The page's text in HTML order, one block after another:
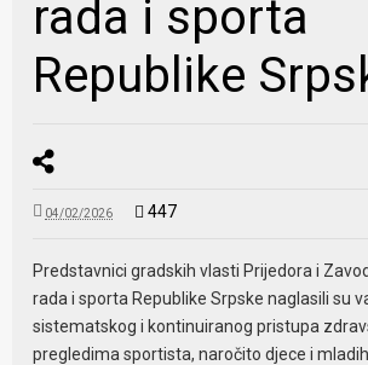
rada i sporta
Republike
04/02/2026 447
Predstavnici gradskih vlasti Prijedora i
rada i sporta Republike Srpske naglasili su
sistematskog i kontinuiranog pristupa
pregledima sportista, naročito djece i mladih.